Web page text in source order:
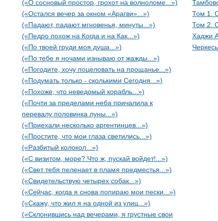
(«О сосновый простор, грохот на волноломе...»)
(«Остался вечер за окном «Арагви»...»)
(«Падают, падают мгновенья, минуты...»)
(«Педро похож на Когда и на Как...»)
(«По твоей груди моя душа...»)
(«По тебе я ночами изнываю от жажды...»)
(«Погодите, хочу поцеловать на прощанье...»)
(«Подумать только - сколькими Сегодня...»)
(«Похоже, что неведомый корабль...»)
(«Почти за пределами неба причалила к
перевалу половинка луны...»)
(«Приехали несколько аргентинцев...»)
(«Простите, что мои глаза светились...»)
(«Разбитый колокол...»)
(«С визитом, море? Что ж, пускай войдет!...»)
(«Свет тебя пеленает в пламя предместья...»)
(«Свидетельствую четырех собак...»)
(«Сейчас, когда я снова попираю мои пески...»)
(«Скажу, что жил я на одной из улиц...»)
(«Склонившись над вечерами, я грустные свои
Том 1.
Том 2.
Хаджи